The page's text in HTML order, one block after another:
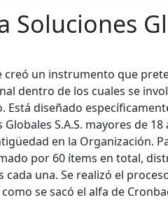
creó un instrumento que
dentro de los cuales se
diseñado
S.A.S. mayores de 18
en la Organización.
por 60 ítems en total,
una. Se realizó el
se sacó el alfa de